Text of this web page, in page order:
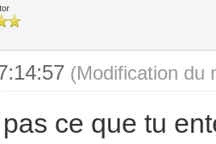
(Modification du
ce que tu